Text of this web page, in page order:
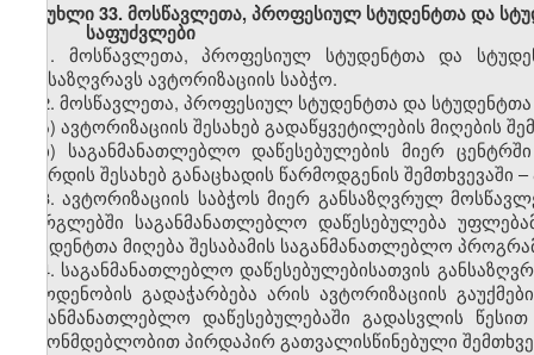
მუხლი33. მოსწავლეთა, პროფესიულ სტუდენტთა და
საფუძვლები
1.
მოსწავლეთა, პროფესიულ სტუდენტთა და
განსაზღვრავს ავტორიზაციის საბჭო.
2. მოსწავლეთა, პროფესიულსტუდენტთა და
ა) ავტორიზაციის შესახებ გადაწყვეტილების მიღების
ბ) საგანმანათლებლო დაწესებულების მიერ
გაზრდის შესახებ განაცხადის წარმოდგენის შემთხვევაში –
3. ავტორიზაციის საბჭოს მიერ განსაზღვრულ
ფარგლებში საგანმანათლებლო დაწესებულება
სტუდენტთა მიღება შესაბამის საგანმანათლებლო
4. საგანმანათლებლოდაწესებულებისათვის
რაოდენობის გადაჭარბება არისავტორიზაციის
საგანმანათლებლო დაწესებულებაში გადასვლის
კანონმდებლობით პირდაპირ გათვალისწინებული